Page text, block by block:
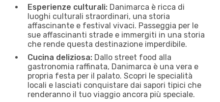
Esperienze culturali: Danimarca è ricca di
luoghi culturali straordinari, una storia
affascinante e festival vivaci. Passeggia per le
sue affascinanti strade e immergiti in una storia
che rende questa destinazione imperdibile.
Cucina deliziosa: Dallo street food alla
gastronomia raffinata, Danimarca è una vera e
propria festa per il palato. Scopri le specialità
locali e lasciati conquistare dai sapori tipici che
renderanno il tuo viaggio ancora più speciale.